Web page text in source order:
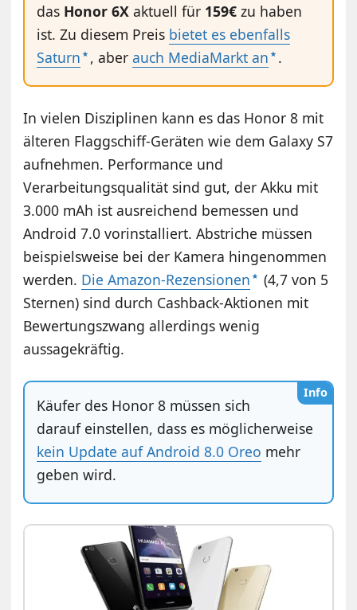
das Honor 6X aktuell für 159€ zu haben
ist. Zu diesem Preis bietet es ebenfalls
Saturn , aberauch MediaMarkt an .
In vielen Disziplinen kann es das Honor 8 mit
älteren Flaggschiff-Geräten wie dem Galaxy S7
aufnehmen. Performance und
Verarbeitungsqualität sind gut, der Akku mit
3.000 mAh ist ausreichend bemessen und
Android 7.0 vorinstalliert. Abstriche müssen
beispielsweise bei der Kamera hingenommen
werden. Die Amazon-Rezensionen
(4,7 von 5
Sternen) sind durch Cashback-Aktionen mit
Bewertungszwang allerdings wenig
aussagekräftig.
Info
Käufer des Honor 8 müssen sich
darauf einstellen, dass es möglicherweise
kein Update auf Android 8.0 Oreo mehr
geben wird.